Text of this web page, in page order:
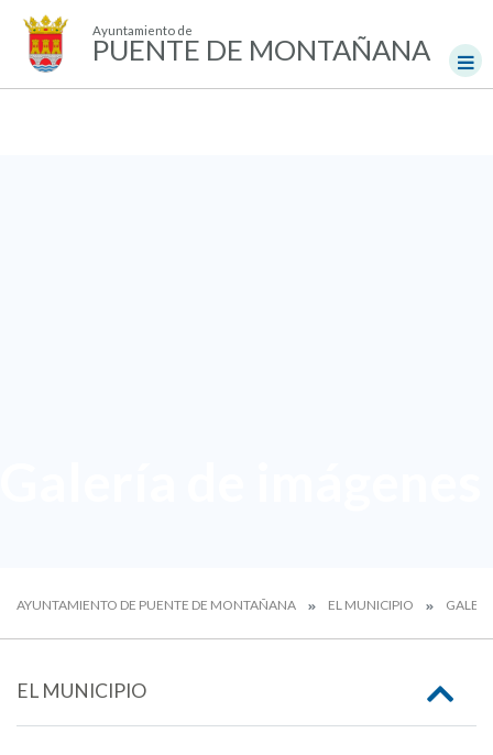
Ayuntamiento de
PUENTE DE MONTAÑANA
AYUNTAMIENTO DE PUENTE DE MONTAÑANA EL MUNICIPIO
EL MUNICIPIO